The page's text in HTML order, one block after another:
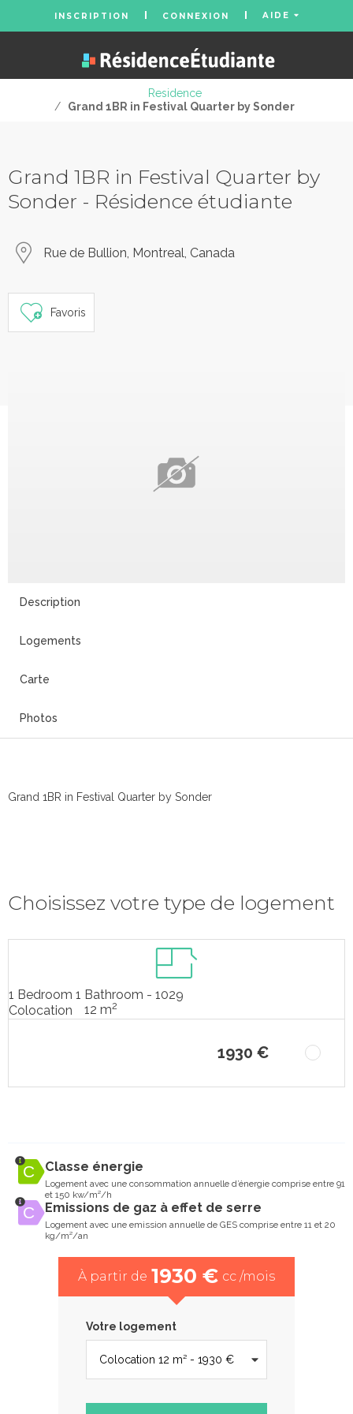
INSCRIPTION CONNEXION AIDE
Residence
/
Grand 1BR in Festival Quarter by Sonder
Grand 1BR in Festival Quarter by
Sonder - Résidence étudiante
Rue de Bullion, Montreal, Canada
Favoris
Description
Logements
Carte
Photos
Grand 1BR in Festival Quarter by Sonder
Choisissez votre type de logement
1 Bedroom 1 Bathroom - 1029
Colocation
12 m2
1930 €
Classe énergie
Logement avec une consommation annuelle d’énergie comprise entre 91
et 150 kw/m²/h
Emissions de gaz à effet de serre
Logement avec une emission annuelle de GES comprise entre 11 et 20
kg/m²/an
À partir de 1930 € cc /mois
Votre logement